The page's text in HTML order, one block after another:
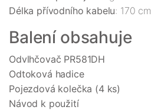
Délka přívodního kabelu: 170 cm
Balení obsahuje
Odvlhčovač PR581DH
Odtoková hadice
Pojezdová kolečka (4 ks)
Návod k použití